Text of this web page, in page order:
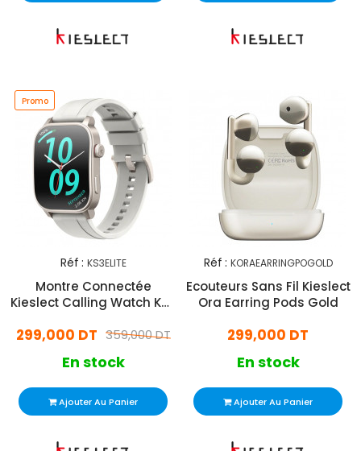
Promo
Réf : KS3ELITE
Montre Connectée
Kieslect Calling Watch KS3
359,000 DT
299,000 DT
En stock
Ajouter Au Panier
Réf : KORAEARRINGPOGOLD
Ecouteurs Sans Fil Kieslect
Ora Earring Pods Gold
299,000 DT
En stock
Ajouter Au Panier